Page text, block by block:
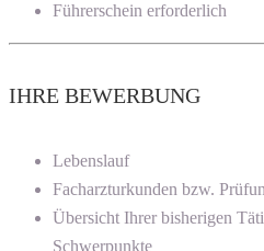
Führerschein erforderlich
IHRE BEWERBUNG
Lebenslauf
Facharzturkunden bzw.
Übersicht Ihrer bisherigen
Schwerpunkte